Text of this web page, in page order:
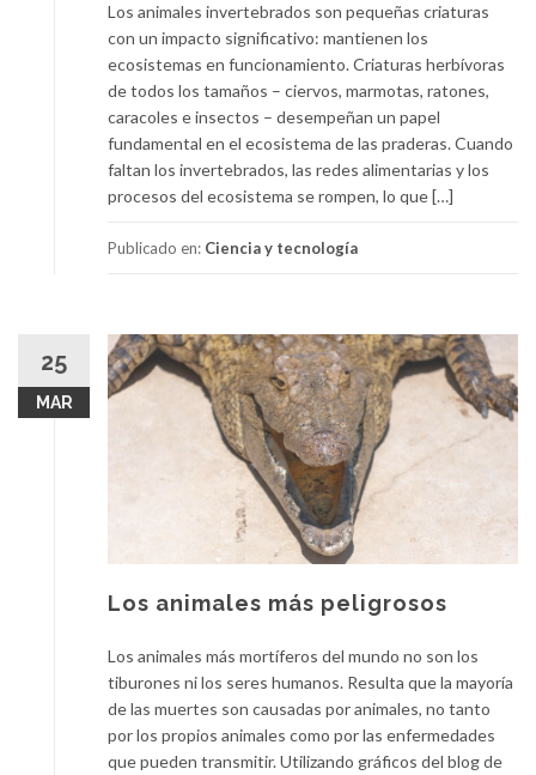
Los animales invertebrados son pequeñas criaturas
con un impacto significativo: mantienen los
ecosistemas en funcionamiento. Criaturas herbívoras
de todos los tamaños – ciervos, marmotas, ratones,
caracoles e insectos – desempeñan un papel
fundamental en el ecosistema de las praderas. Cuando
faltan los invertebrados, las redes alimentarias y los
procesos del ecosistema se rompen, lo que […]
Publicado en: Ciencia y tecnología
25
MAR
Los animales más peligrosos
Los animales más mortíferos del mundo no son los
tiburones ni los seres humanos. Resulta que la mayoría
de las muertes son causadas por animales, no tanto
por los propios animales como por las enfermedades
que pueden transmitir. Utilizando gráficos del blog de